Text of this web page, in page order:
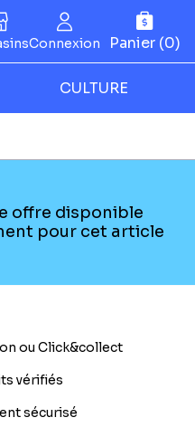
Panier (0)
Connexion
CULTURE
offre disponible
pour cet article
ou Click&collect
vérifiés
sécurisé